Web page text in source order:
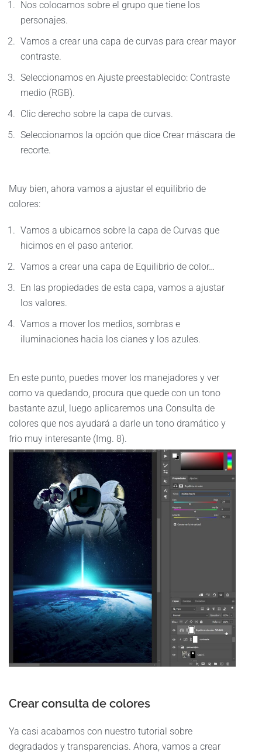
Nos colocamos sobre el grupo que tiene los
personajes.
Vamos a crear una capa de curvas para crear mayor
contraste.
Seleccionamos en Ajuste preestablecido: Contraste
medio (RGB).
Clic derecho sobre la capa de curvas.
Seleccionamos la opción que dice Crear máscara de
recorte.
Muy bien, ahora vamos a ajustar el equilibrio de
colores:
Vamos a ubicarnos sobre la capa de Curvas que
hicimos en el paso anterior.
Vamos a crear una capa de Equilibrio de color…
En las propiedades de esta capa, vamos a ajustar
los valores.
Vamos a mover los medios, sombras e
iluminaciones hacia los cianes y los azules.
En este punto, puedes mover los manejadores y ver
como va quedando, procura que quede con un tono
bastante azul, luego aplicaremos una Consulta de
colores que nos ayudará a darle un tono dramático y
frio muy interesante (Img. 8).
Crear consulta de colores
Ya casi acabamos con nuestro tutorial sobre
degradados y transparencias. Ahora, vamos a crear